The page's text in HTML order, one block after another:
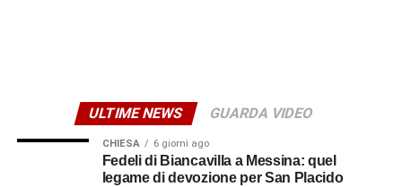
ULTIME NEWS GUARDA VIDEO
CHIESA 6 giorni ago
Fedeli di Biancavilla a Messina: quel
legame di devozione per San Placido